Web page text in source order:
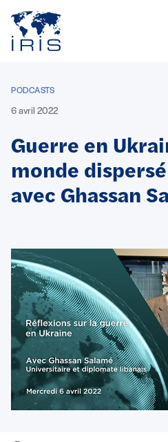
Aller au contenu principal
PODCASTS
6 avril 2022
Guerre en
monde
avec Ghassan